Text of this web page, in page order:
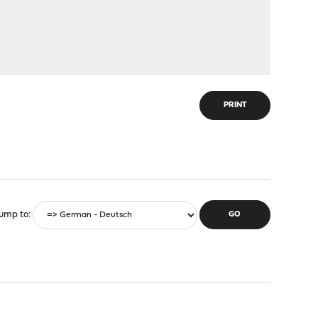
PRINT
to